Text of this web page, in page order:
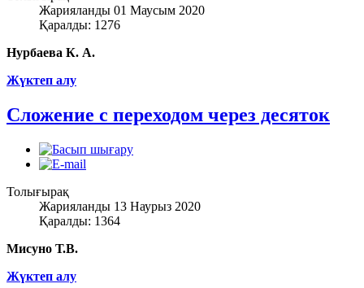
Жарияланды 01 Маусым 2020
Қаралды: 1276
Нурбаева К. А.
Жүктеп алу
Сложение с переходом через десяток
Толығырақ
Жарияланды 13 Наурыз 2020
Қаралды: 1364
Мисуно Т.В.
Жүктеп алу